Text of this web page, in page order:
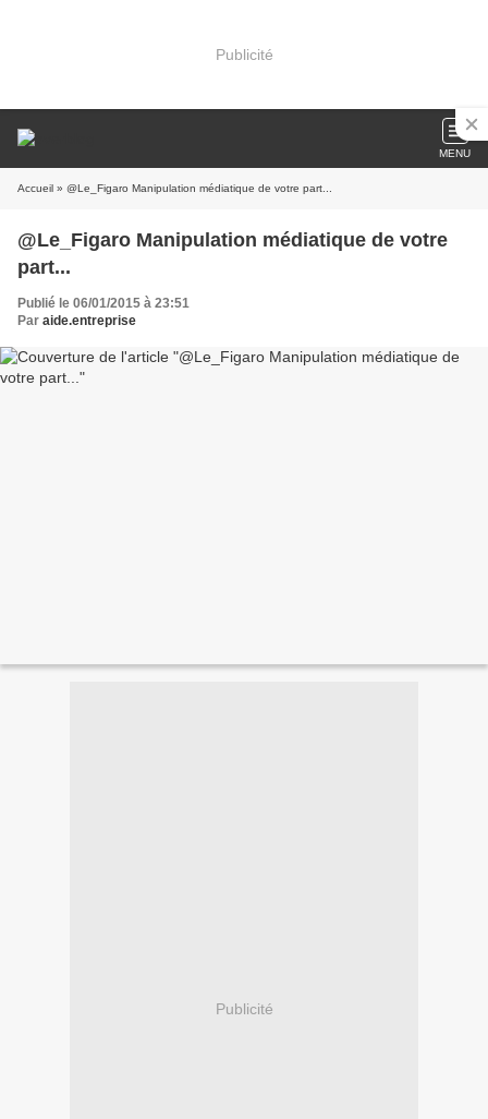
Publicité
MENU
Accueil » @Le_Figaro Manipulation médiatique de votre part...
@Le_Figaro Manipulation médiatique de votre
part...
Publié le 06/01/2015 à 23:51
Par aide.entreprise
Publicité